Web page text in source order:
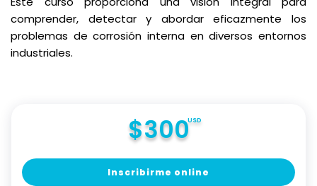
comprender, detectar y abordar eficazmente los
problemas de corrosión interna en diversos entornos
industriales.
$300USD
Inscribirme online